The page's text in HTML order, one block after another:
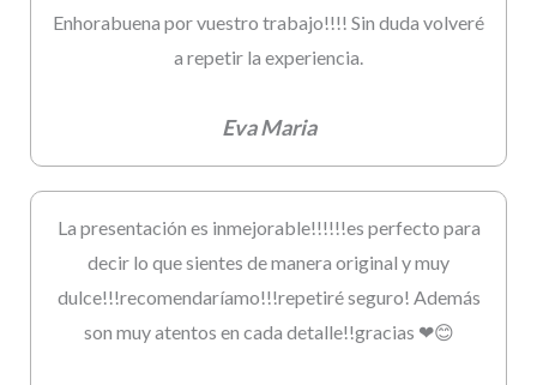
Enhorabuena por vuestro trabajo!!!! Sin duda volveré
a repetir la experiencia.
Eva Maria
La presentación es inmejorable!!!!!!es perfecto para
decir lo que sientes de manera original y muy
dulce!!!recomendaríamo!!!repetiré seguro! Además
son muy atentos en cada detalle!!gracias ❤😊